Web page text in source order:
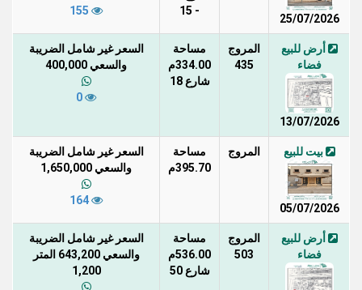
25/07/2026
- 15
أرض للبيع
فضاء
13/07/2026
المروج
435
مساحة
334.00م
شارع 18
السعر غير شامل الضريبة
والسعي 400,000
بيت للبيع
05/07/2026
المروج
مساحة
395.70م
السعر غير شامل الضريبة
والسعي 1,650,000
أرض للبيع
فضاء
المروج
503
مساحة
536.00م
شارع 50
السعر غير شامل الضريبة
والسعي 643,200 المتر
1,200